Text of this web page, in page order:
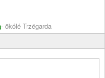
- ökólé Trzëgarda